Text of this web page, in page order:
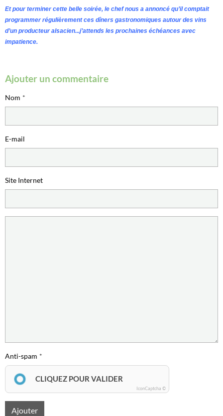
Et pour terminer cette belle soirée, le chef nous a annoncé qu’il comptait
programmer régulièrement ces dîners gastronomiques autour des vins
d’un producteur alsacien...j’attends les prochaines échéances avec
impatience.
Ajouter un commentaire
Nom
E-mail
Site Internet
Anti-spam
CLIQUEZ POUR VALIDER
IconCaptcha ©
Ajouter